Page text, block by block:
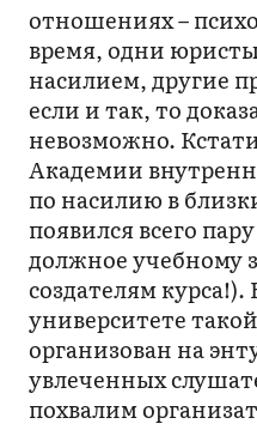
отношениях –
время, одни
насилием, другие
если и так, то
невозможно.
Академии
по насилию в
появился всего
должное учебному
создателям
университете
организован на
увлеченных
похвалим